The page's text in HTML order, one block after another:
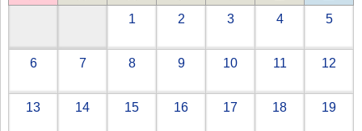
1 2 3 4 5
6 7 8 9 10 11 12
13 14 15 16 17 18 19